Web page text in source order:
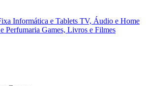
Informática e Tablets TV, Áudio e Home
Perfumaria Games, Livros e Filmes